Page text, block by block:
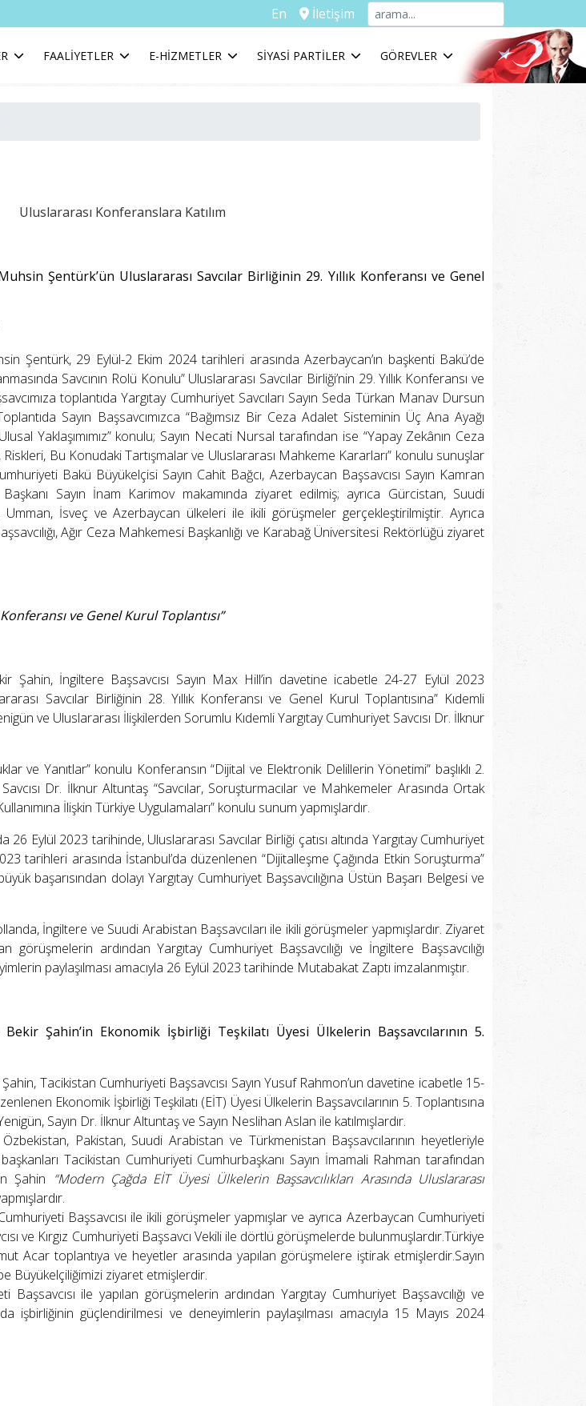
En İletişim
FAALİYETLER E-HİZMETLER SİYASİ PARTİLER GÖREVLER
Uluslararası Konferanslara Katılım
Şentürk’ün Uluslararası Savcılar Birliğinin 29. Yıllık Konferansı ve Genel
Şentürk, 29 Eylül-2 Ekim 2024 tarihleri arasında Azerbaycan’ın başkenti Bakü’de
Savcının Rolü Konulu” Uluslararası Savcılar Birliği’nin 29. Yıllık Konferansı ve
toplantıda Yargıtay Cumhuriyet Savcıları Sayın Seda Türkan Manav Dursun
Sayın Başsavcımızca “Bağımsız Bir Ceza Adalet Sisteminin Üç Ana Ayağı
Yaklaşımımız” konulu; Sayın Necati Nursal tarafından ise “Yapay Zekânın Ceza
Riskleri, Bu Konudaki Tartışmalar ve Uluslararası Mahkeme Kararları” konulu sunuşlar
Bakü Büyükelçisi Sayın Cahit Bağcı, Azerbaycan Başsavcısı Sayın Kamran
Sayın İnam Karimov makamında ziyaret edilmiş; ayrıca Gürcistan, Suudi
İsveç ve Azerbaycan ülkeleri ile ikili görüşmeler gerçekleştirilmiştir. Ayrıca
Ağır Ceza Mahkemesi Başkanlığı ve Karabağ Üniversitesi Rektörlüğü ziyaret
ve Genel Kurul Toplantısı”
Şahin, İngiltere Başsavcısı Sayın Max Hill’in davetine icabetle 24-27 Eylül 2023
Savcılar Birliğinin 28. Yıllık Konferansı ve Genel Kurul Toplantısına” Kıdemli
ve Uluslararası İlişkilerden Sorumlu Kıdemli Yargıtay Cumhuriyet Savcısı Dr. İlknur
ve Yanıtlar” konulu Konferansın “Dijital ve Elektronik Delillerin Yönetimi” başlıklı 2.
Dr. İlknur Altuntaş “Savcılar, Soruşturmacılar ve Mahkemeler Arasında Ortak
İlişkin Türkiye Uygulamaları” konulu sunum yapmışlardır.
26 Eylül 2023 tarihinde, Uluslararası Savcılar Birliği çatısı altında Yargıtay Cumhuriyet
tarihleri arasında İstanbul’da düzenlenen “Dijitalleşme Çağında Etkin Soruşturma”
başarısından dolayı Yargıtay Cumhuriyet Başsavcılığına Üstün Başarı Belgesi ve
İngiltere ve Suudi Arabistan Başsavcıları ile ikili görüşmeler yapmışlardır. Ziyaret
görüşmelerin ardından Yargıtay Cumhuriyet Başsavcılığı ve İngiltere Başsavcılığı
paylaşılması amacıyla 26 Eylül 2023 tarihinde Mutabakat Zaptı imzalanmıştır.
Bekir Şahin’in Ekonomik İşbirliği Teşkilatı Üyesi Ülkelerin Başsavcılarının 5.
Şahin, Tacikistan Cumhuriyeti Başsavcısı Sayın Yusuf Rahmon’un davetine icabetle 15-
Ekonomik İşbirliği Teşkilatı (EİT) Üyesi Ülkelerin Başsavcılarının 5. Toplantısına
Sayın Dr. İlknur Altuntaş ve Sayın Neslihan Aslan ile katılmışlardır.
Pakistan, Suudi Arabistan ve Türkmenistan Başsavcılarının heyetleriyle
Tacikistan Cumhuriyeti Cumhurbaşkanı Sayın İmamali Rahman tarafından
Şahin “Modern Çağda EİT Üyesi Ülkelerin Başsavcılıkları Arasında Uluslararası
Başsavcısı ile ikili görüşmeler yapmışlar ve ayrıca Azerbaycan Cumhuriyeti
ve Kırgız Cumhuriyeti Başsavcı Vekili ile dörtlü görüşmelerde bulunmuşlardır.Türkiye
Acar toplantıya ve heyetler arasında yapılan görüşmelere iştirak etmişlerdir.Sayın
Büyükelçiliğimizi ziyaret etmişlerdir.
ile yapılan görüşmelerin ardından Yargıtay Cumhuriyet Başsavcılığı ve
işbirliğinin güçlendirilmesi ve deneyimlerin paylaşılması amacıyla 15 Mayıs 2024